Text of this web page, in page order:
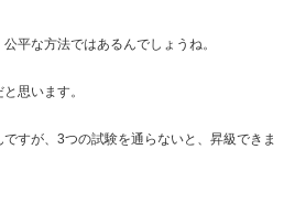
平な方法ではあるんでしょうね。
思います。
すが、3つの試験を通らないと、昇級できま